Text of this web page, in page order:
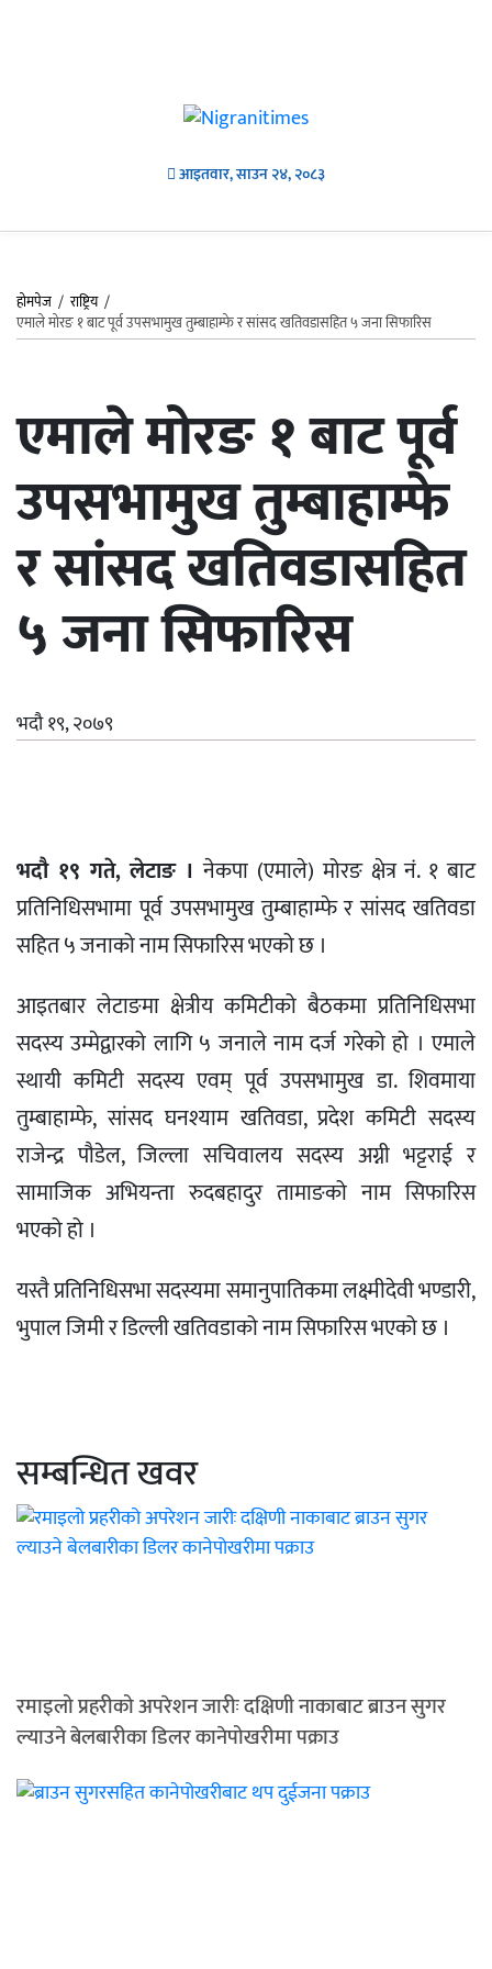
आइतवार, साउन २४, २०८३
होमपेज /राष्ट्रिय/
एमाले मोरङ १ बाट पूर्व उपसभामुख तुम्बाहाम्फे र सांसद खतिवडासहित ५ जना सिफारिस
एमाले मोरङ १ बाट पूर्व
उपसभामुख तुम्बाहाम्फे
र सांसद खतिवडासहित
५ जना सिफारिस
भदौ १९, २०७९
भदौ १९ गते, लेटाङ । नेकपा (एमाले) मोरङ क्षेत्र नं. १ बाट
प्रतिनिधिसभामा पूर्व उपसभामुख तुम्बाहाम्फे र सांसद खतिवडा
सहित ५ जनाको नाम सिफारिस भएको छ ।
आइतबार लेटाङमा क्षेत्रीय कमिटीको बैठकमा प्रतिनिधिसभा
सदस्य उम्मेद्वारको लागि ५ जनाले नाम दर्ज गरेको हो । एमाले
स्थायी कमिटी सदस्य एवम् पूर्व उपसभामुख डा. शिवमाया
तुम्बाहाम्फे, सांसद घनश्याम खतिवडा, प्रदेश कमिटी सदस्य
राजेन्द्र पौडेल, जिल्ला सचिवालय सदस्य अग्नी भट्टराई र
सामाजिक अभियन्ता रुदबहादुर तामाङको नाम सिफारिस
भएको हो ।
यस्तै प्रतिनिधिसभा सदस्यमा समानुपातिकमा लक्ष्मीदेवी भण्डारी,
भुपाल जिमी र डिल्ली खतिवडाको नाम सिफारिस भएको छ ।
सम्बन्धित खवर
रमाइलो प्रहरीको अपरेशन जारीः दक्षिणी नाकाबाट ब्राउन सुगर
ल्याउने बेलबारीका डिलर कानेपोखरीमा पक्राउ